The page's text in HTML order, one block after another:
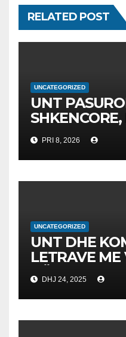
RELATED POST
UNCATEGORIZED
UNT
LIBRI
DHËNAVE,
BEKIM
PRI 8, 2026
UNCATEGORIZED
UNT DHE
LETRAVE ME
AVANCIMIN
DHJ 24, 2025